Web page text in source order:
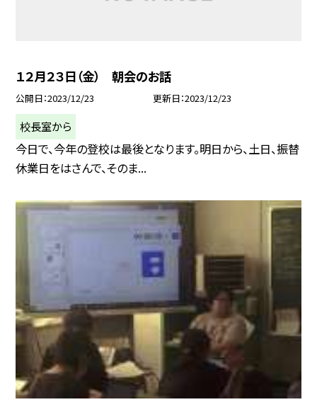
１２月２３日（金） 朝会のお話
公開日 2023/12/23 更新日 2023/12/23
校長室から
今日で、今年の登校は最後となります。明日から、土日、振替
休業日をはさんで、そのま...